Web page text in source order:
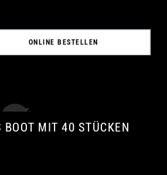
ONLINE BESTELLEN
BOOT MIT 40 STÜCKEN